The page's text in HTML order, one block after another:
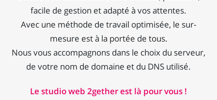
facile de gestion et adapté à vos attentes.
Avec une méthode de travail optimisée, le sur-
mesure est à la portée de tous.
Nous vous accompagnons dans le choix du serveur,
de votre nom de domaine et du DNS utilisé.
Le studio web 2gether est là pour vous !